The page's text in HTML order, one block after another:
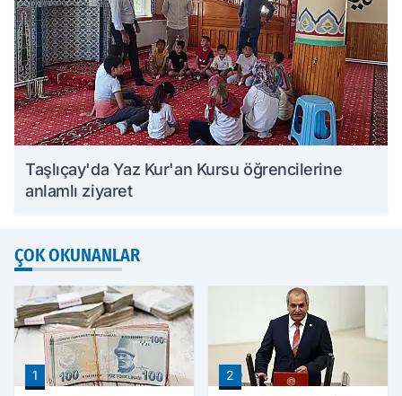
Taşlıçay'da Yaz Kur'an Kursu öğrencilerine
anlamlı ziyaret
ÇOK OKUNANLAR
1 2